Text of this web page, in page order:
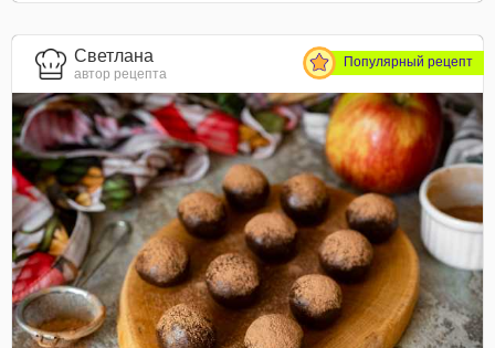
Светлана
автор рецепта
Популярный рецепт